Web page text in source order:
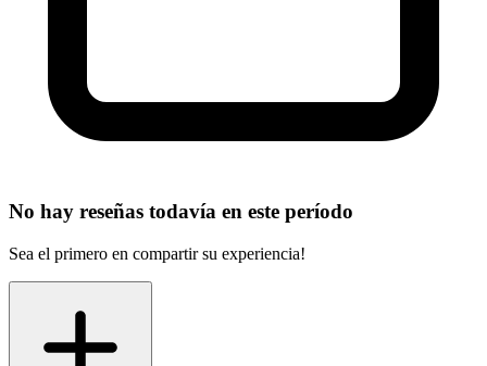
No hay reseñas todavía en este período
Sea el primero en compartir su experiencia!